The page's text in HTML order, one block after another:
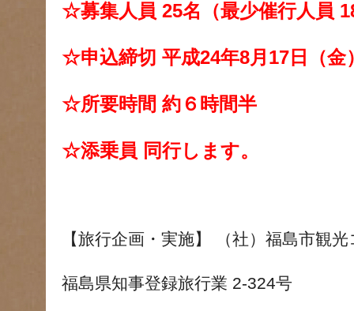
☆募集人員 25名（最少催行人員
☆申込締切 平成24年8月17日（金
☆所要時間 約６時間半
☆添乗員 同行します。
【旅行企画・実施】 （社）福島市観
福島県知事登録旅行業 2-324号